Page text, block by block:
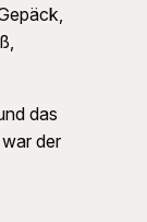
das
der